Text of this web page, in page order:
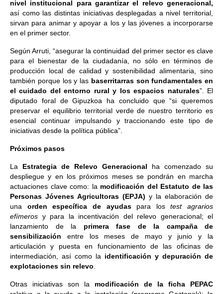
nivel institucional para garantizar el relevo generacional,
así como las distintas iniciativas desplegadas a nivel territorial,
sirvan para animar y apoyar a los y las jóvenes a incorporarse
en el primer sector.
Según Arruti, “asegurar la continuidad del primer sector es clave
para el bienestar de la ciudadanía, no sólo en términos de
producción local de calidad y sostenibilidad alimentaria, sino
también porque los y las baserritarras son fundamentales en
el cuidado del entorno rural y los espacios naturales”. El
diputado foral de Gipuzkoa ha concluido que “si queremos
preservar el equilibrio territorial verde de nuestro territorio es
esencial continuar impulsando y traccionando este tipo de
iniciativas desde la política pública”.
Próximos pasos
La Estrategia de Relevo Generacional ha comenzado su
despliegue y en los próximos meses se pondrán en marcha
actuaciones clave como: la modificación del Estatuto de las
Personas Jóvenes Agricultoras (EPJA) y la elaboración de
una orden específica de ayudaspara lostest agrarios
efímeros y para la incentivación del relevo generacional; el
lanzamiento de la primera fase de la campaña de
sensibilización entre los meses de mayo y junio y la
articulación y puesta en funcionamiento de las oficinas de
intermediación, así como la identificación y depuración de
explotaciones sin relevo
Otras iniciativas son la modificación de la ficha PEPAC